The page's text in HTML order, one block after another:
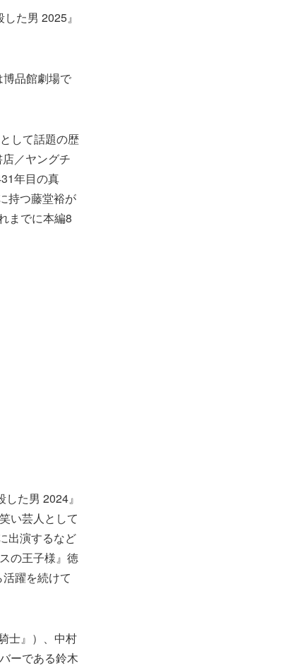
た男 2025』
品館劇場で
して話題の歴
／ヤングチ
年目の真
持つ藤堂裕が
までに本編8
た男 2024』
い芸人として
出演するなど
の王子様』徳
躍を続けて
士』）、中村
ーである鈴木